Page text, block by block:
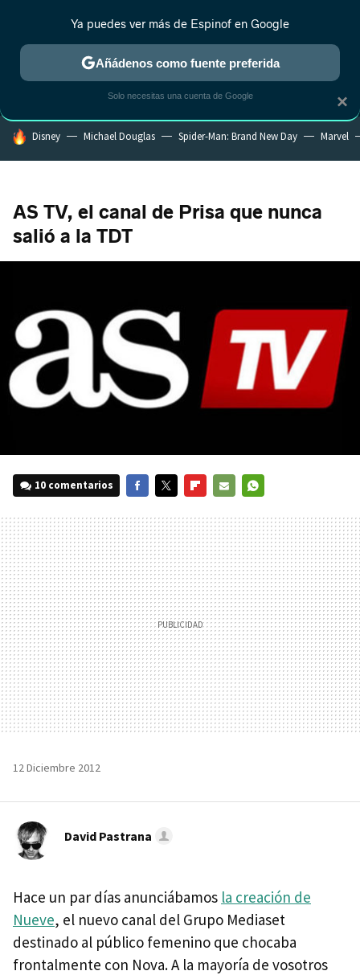
MENÚ NUEVO
ESTRENOS REALITY ANIME RANKINGS CINE
HOY SE HABLA DE
Disney Michael Douglas Spider-Man: Brand New Day Marvel
AS TV, el canal de Prisa que nunca
salió a la TDT
10 comentarios
MAIL
12 Diciembre 2012
David Pastrana
Hace un par días anunciábamos la creación de
Nueve, el nuevo canal del Grupo Mediaset
destinado al público femenino que chocaba
frontalmente con Nova. A la mayoría de vosotros
×
Ya puedes ver más de Espinof en Google
Añádenos como fuente preferida
Solo necesitas una cuenta de Google